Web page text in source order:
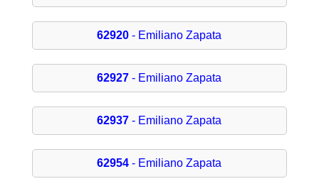
62920 - Emiliano Zapata
62927 - Emiliano Zapata
62937 - Emiliano Zapata
62954 - Emiliano Zapata